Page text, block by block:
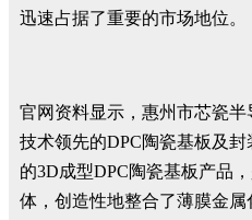
迅速占据了重要的市场地位。
官网资料显示，惠州市芯瓷
技术领先的DPC陶瓷基板及
的3D成型DPC陶瓷基板产品
体，创造性地整合了薄膜金属